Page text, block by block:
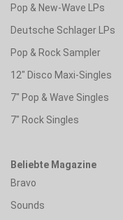
Pop & New-Wave LPs
Deutsche Schlager LPs
Pop & Rock Sampler
12" Disco Maxi-Singles
7" Pop & Wave Singles
7" Rock Singles
Beliebte Magazine
Bravo
Sounds